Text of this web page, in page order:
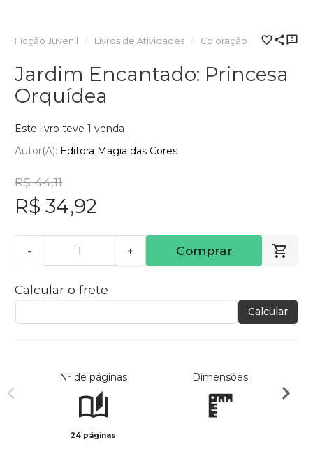
Ficção Juvenil Livros de Atividades Coloração
Jardim Encantado: Princesa
Orquídea
Este livro teve 1 venda
Autor(a): Editora Magia das Cores
R$ 44,11
R$ 34,92
- + Comprar
Calcular o frete
Calcular
Nº de páginas
24 páginas
Dimensões